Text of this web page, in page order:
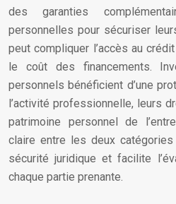
des garanties
personnelles pour sécuriser
peut compliquer l’accès au
le coût des financements.
personnels bénéficient d’une
l’activité professionnelle, leurs
patrimoine personnel de
claire entre les deux
sécurité juridique et facilite
chaque partie prenante.